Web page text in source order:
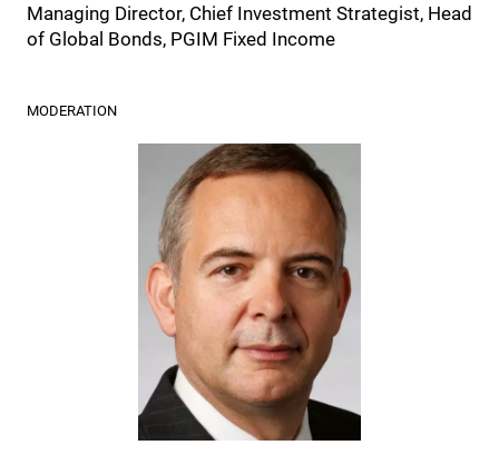
Managing Director, Chief Investment Strategist, Head
of Global Bonds, PGIM Fixed Income
MODERATION